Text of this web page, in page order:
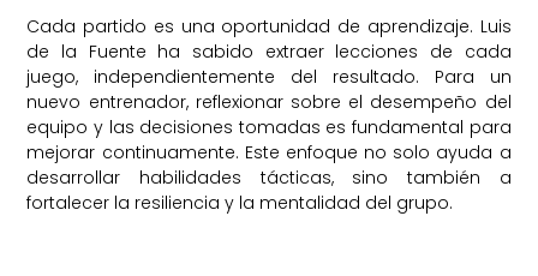
Cada partido es una oportunidad de aprendizaje. Luis
de la Fuente ha sabido extraer lecciones de cada
juego, independientemente del resultado. Para un
nuevo entrenador, reflexionar sobre el desempeño del
equipo y las decisiones tomadas es fundamental para
mejorar continuamente. Este enfoque no solo ayuda a
desarrollar habilidades tácticas, sino también a
fortalecer la resiliencia y la mentalidad del grupo.